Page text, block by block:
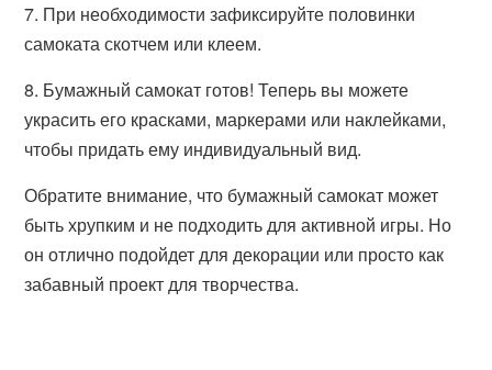
7. При необходимости зафиксируйте половинки
самоката скотчем или клеем.
8. Бумажный самокат готов! Теперь вы можете
украсить его красками, маркерами или наклейками,
чтобы придать ему индивидуальный вид.
Обратите внимание, что бумажный самокат может
быть хрупким и не подходить для активной игры. Но
он отлично подойдет для декорации или просто как
забавный проект для творчества.